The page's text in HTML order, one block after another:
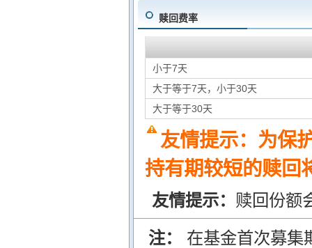
赎回费率
小于7天
大于等于7天，小于30天
大于等于30天
友情提示：为保
持有期较短的赎回
友情提示： 赎回份额
注： 在基金首次募集